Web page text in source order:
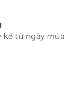
kể từ ngày mua